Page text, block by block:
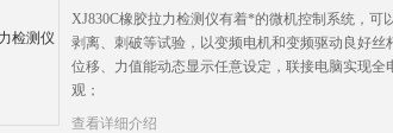
XJ830C橡胶拉力检测仪有着*的微机控制系统，可
剥离、刺破等试验，以变频电机和变频驱动良好丝
位移、力值能动态显示任意设定，联接电脑实现
观；
查看详细介绍